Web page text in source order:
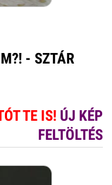
- SZTÁR
TE IS! ÚJ KÉP
FELTÖLTÉS